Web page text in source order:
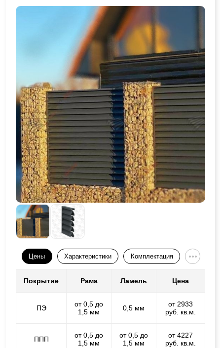
Цены Характеристики Комплектация
Покрытие Рама Ламель Цена
ПЭ
от 0,5 до
1,5 мм
0,5 мм
от 2933
руб. кв.м.
ППП
от 0,5 до
1,5 мм
от 0,5 до
1,5 мм
от 4227
руб. кв.м.